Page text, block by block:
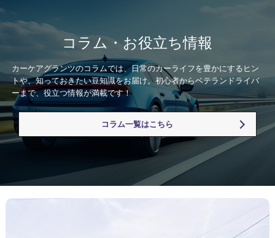
コラム・お役立ち情報
カーケアグランツのコラムでは、日常のカーライフを豊かにするヒン
トや、知っておきたい豆知識をお届け。初心者からベテランドライバ
ーまで、役立つ情報が満載です！
コラム一覧はこちら